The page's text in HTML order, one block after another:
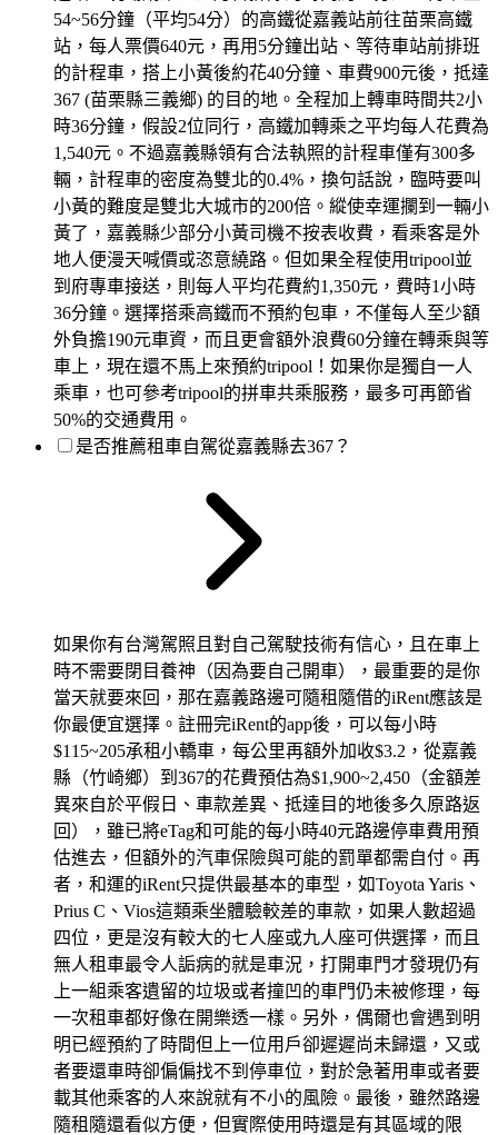
54~56分鐘（平均54分）的高鐵從嘉義站前往苗栗高鐵
站，每人票價640元，再用5分鐘出站、等待車站前排班
的計程車，搭上小黃後約花40分鐘、車費900元後，抵達
367 (苗栗縣三義鄉) 的目的地。全程加上轉車時間共2小
時36分鐘，假設2位同行，高鐵加轉乘之平均每人花費為
1,540元。不過嘉義縣領有合法執照的計程車僅有300多
輛，計程車的密度為雙北的0.4%，換句話說，臨時要叫
小黃的難度是雙北大城市的200倍。縱使幸運攔到一輛小
黃了，嘉義縣少部分小黃司機不按表收費，看乘客是外
地人便漫天喊價或恣意繞路。但如果全程使用tripool並
到府專車接送，則每人平均花費約1,350元，費時1小時
36分鐘。選擇搭乘高鐵而不預約包車，不僅每人至少額
外負擔190元車資，而且更會額外浪費60分鐘在轉乘與等
車上，現在還不馬上來預約tripool！如果你是獨自一人
乘車，也可參考tripool的拼車共乘服務，最多可再節省
50%的交通費用。
是否推薦租車自駕從嘉義縣去367？
如果你有台灣駕照且對自己駕駛技術有信心，且在車上
時不需要閉目養神（因為要自己開車），最重要的是你
當天就要來回，那在嘉義路邊可隨租隨借的iRent應該是
你最便宜選擇。註冊完iRent的app後，可以每小時
$115~205承租小轎車，每公里再額外加收$3.2，從嘉義
縣（竹崎鄉）到367的花費預估為$1,900~2,450（金額差
異來自於平假日、車款差異、抵達目的地後多久原路返
回），雖已將eTag和可能的每小時40元路邊停車費用預
估進去，但額外的汽車保險與可能的罰單都需自付。再
者，和運的iRent只提供最基本的車型，如Toyota Yaris、
Prius C、Vios這類乘坐體驗較差的車款，如果人數超過
四位，更是沒有較大的七人座或九人座可供選擇，而且
無人租車最令人詬病的就是車況，打開車門才發現仍有
上一組乘客遺留的垃圾或者撞凹的車門仍未被修理，每
一次租車都好像在開樂透一樣。另外，偶爾也會遇到明
明已經預約了時間但上一位用戶卻遲遲尚未歸還，又或
者要還車時卻偏偏找不到停車位，對於急著用車或者要
載其他乘客的人來說就有不小的風險。最後，雖然路邊
隨租隨還看似方便，但實際使用時還是有其區域的限